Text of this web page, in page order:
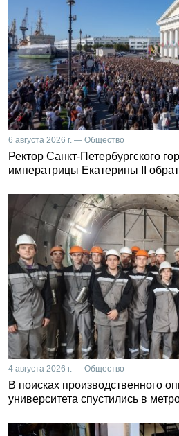
6 августа 2026 г. — Общество
Ректор Санкт-Петербургского
императрицы Екатерины II
4 августа 2026 г. — Общество
В поисках производственного
университета спустились в